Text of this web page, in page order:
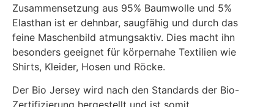
Zusammensetzung aus 95% Baumwolle und 5%
Elasthan ist er dehnbar, saugfähig und durch das
feine Maschenbild atmungsaktiv. Dies macht ihn
besonders geeignet für körpernahe Textilien wie
Shirts, Kleider, Hosen und Röcke.
Der Bio Jersey wird nach den Standards der Bio-